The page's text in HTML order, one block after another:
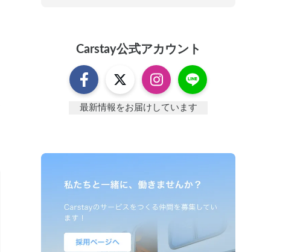
Carstay公式アカウント
最新情報をお届けしています